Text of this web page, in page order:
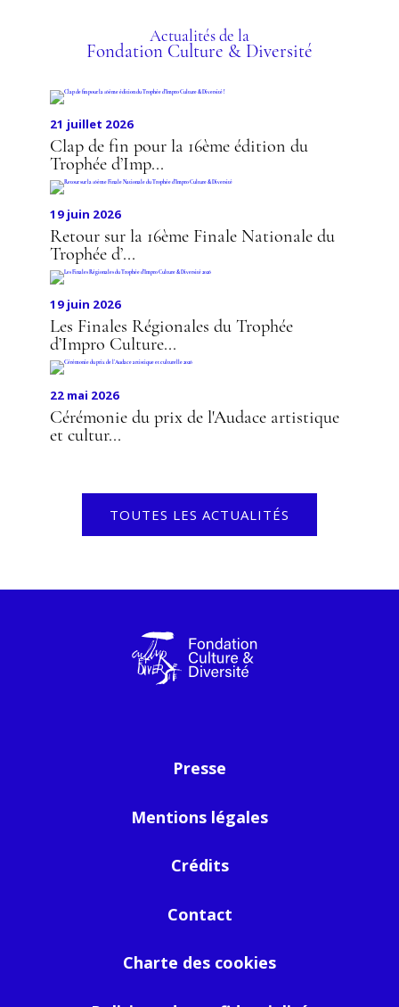
TROPHÉE D'IMPRO
CULTURE & DIVERSITÉ
Actualités de la
Fondation Culture & Diversité
21 juillet 2026
Clap de fin pour la 16ème édition du
Trophée d’Imp...
19 juin 2026
Retour sur la 16ème Finale Nationale du
Trophée d’...
19 juin 2026
Les Finales Régionales du Trophée
d’Impro Culture...
22 mai 2026
Cérémonie du prix de l'Audace artistique
et cultur...
TOUTES LES ACTUALITÉS
Presse
Mentions légales
Crédits
Contact
Charte des cookies